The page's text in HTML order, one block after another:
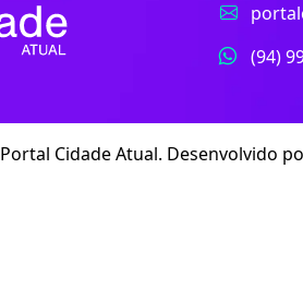
(94)
Portal Cidade Atual. Desenvolvido